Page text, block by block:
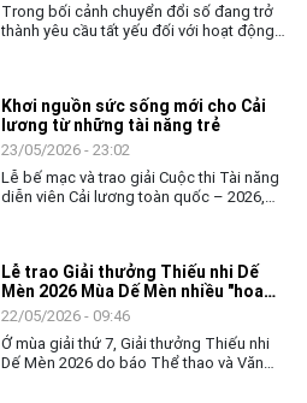
Trong bối cảnh chuyển đổi số đang trở
thành yêu cầu tất yếu đối với hoạt động
càng có ý nghĩa quan trọng. Với tinh thần
chủ động thích ứng và đổi mới, ngày
02/6, Cục Nghệ thuật biểu diễn đã tổ
chức chương trình tập huấn, bồi dưỡng
về chuyển đổi số và ứng dụng AI cho
toàn thể lãnh đạo, công chức và người
Khơi nguồn sức sống mới cho Cải
lương từ những tài năng trẻ
23/05/2026 - 23:02
Lễ bế mạc và trao giải Cuộc thi Tài năng
diễn viên Cải lương toàn quốc – 2026,
giữ và làm mới nghệ thuật Cải lương
trong đời sống đương đại.
Lễ trao Giải thưởng Thiếu nhi Dế
Mèn 2026 Mùa Dế Mèn nhiều "hoa
thơm cỏ lạ"
22/05/2026 - 09:46
Ở mùa giải thứ 7, Giải thưởng Thiếu nhi
Dế Mèn 2026 do báo Thể thao và Văn